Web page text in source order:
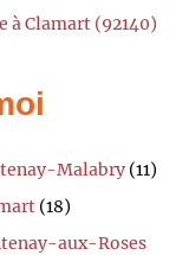
Clamart (92140)
Malabry (11)
(18)
aux-Roses